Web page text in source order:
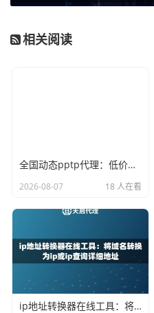
访问天启代理官网，其首
4. 页面加载后，网站上会醒
无需任何命令操作，
结果几乎是瞬间显示的。
方法二：系统命令
如果你习惯使用命令行，或
器环境中工作，那么通过系
效和直接。
相关阅读
全国动态pptp代理：低价混拨节点，适合非重要业务的ip更换
2026-08-07 18 人在看
ip地址转换器在线工具：将域名转换为ip或ip查询详细地址